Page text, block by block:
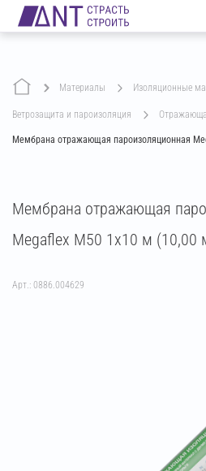
Материалы изоляционные
ветрозащита и пароизоляция
Мембрана отражающая пароизоляционная
Мембрана отражающая
Megaflex M50 1х10 м (10,00
Арт.: 0886.004629